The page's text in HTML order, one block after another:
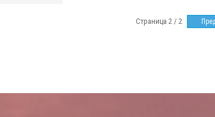
Страница 2 / 2